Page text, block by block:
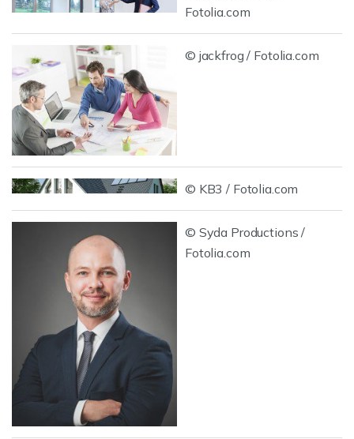
Fotolia.com
© jackfrog / Fotolia.com
© KB3 / Fotolia.com
© Syda Productions /
Fotolia.com